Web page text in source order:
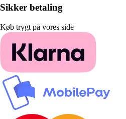
Sikker betaling
Køb trygt på vores side